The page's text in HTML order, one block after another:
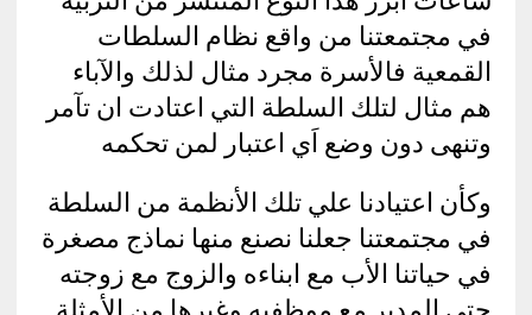
في مجتمعتنا من واقع نظام السلطات
القمعية فالأسرة مجرد مثال لذلك والآباء
هم مثال لتلك السلطة التي اعتادت ان تآمر
وتنهى دون وضع اَي اعتبار لمن تحكمه
وكأن اعتيادنا علي تلك الأنظمة من السلطة
في مجتمعتنا جعلنا نصنع منها نماذج مصغرة
في حياتنا الأب مع ابناءه والزوج مع زوجته
حتي المدير مع موظفيه وغيرها من الأمثلة